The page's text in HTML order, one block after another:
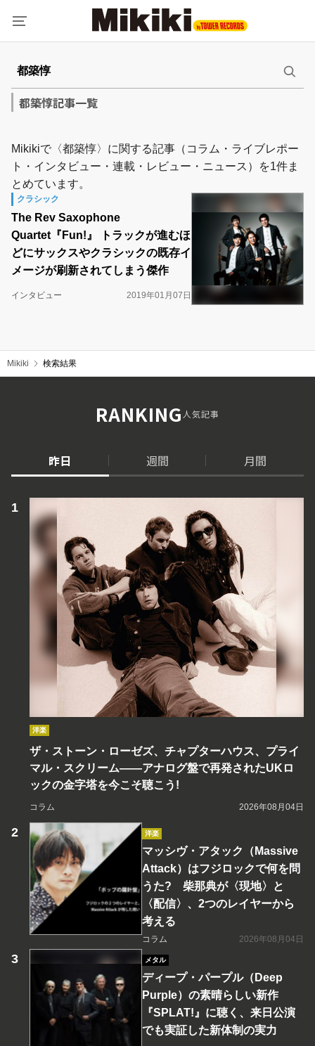
都築惇記事一覧
Mikikiで〈都築惇〉に関する記事（コラム・ライブレポー
ト・インタビュー・連載・レビュー・ニュース）を1件ま
とめています。
クラシック
The Rev Saxophone
Quartet『Fun!』 トラックが進むほ
どにサックスやクラシックの既存イ
メージが刷新されてしまう傑作
インタビュー 2019年01月07日
Mikiki 検索結果
RANKING人気記事
昨日 週間 月間
洋楽
ザ・ストーン・ローゼズ、チャプターハウス、プライ
マル・スクリーム――アナログ盤で再発されたUKロ
ックの金字塔を今こそ聴こう!
コラム 2026年08月04日
洋楽
マッシヴ・アタック（Massive
Attack）はフジロックで何を問
うた? 柴那典が〈現地〉と
〈配信〉、2つのレイヤーから
考える
コラム 2026年08月04日
メタル
ディープ・パープル（Deep
Purple）の素晴らしい新作
『SPLAT!』に聴く、来日公演
でも実証した新体制の実力